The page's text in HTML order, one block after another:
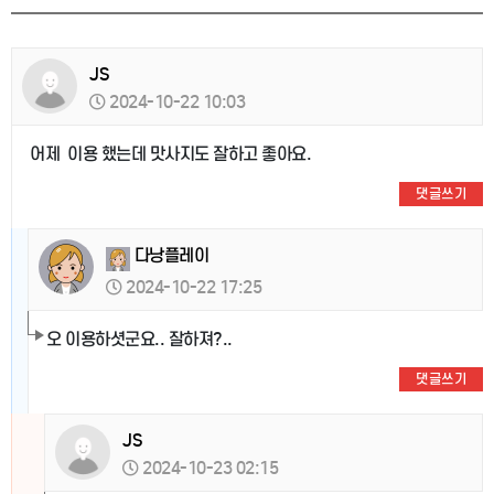
JS
2024-10-22 10:03
어제 이용 했는데 맛사지도 잘하고 좋아요.
댓글쓰기
다낭플레이
2024-10-22 17:25
오 이용하셧군요.. 잘하져?..
댓글쓰기
JS
2024-10-23 02:15